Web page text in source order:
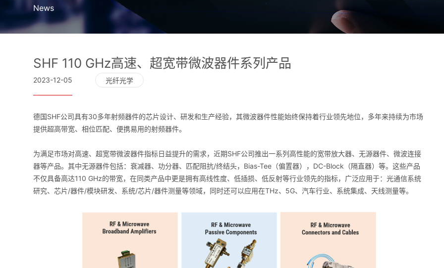
News
SHF 110 GHz高速、超宽带微波器件系列产品
2023-12-05 光纤光学
德国SHF公司具有30多年射频器件的芯片设计、研发和生产经验，其微波器件性能始终保持着行业领先地位，多年来持续为市场
提供超高带宽、相位匹配、便携易用的射频器件。
为满足市场对高速、超宽带微波器件指标日益提升的需求，近期SHF公司推出一系列高性能的宽带放大器、无源器件、微波连接
器等产品。其中无源器件包括：衰减器、功分器、匹配阻抗/终结头，Bias-Tee（偏置器），DC-Block（隔直器）等。这些产品
不仅具备高达110 GHz的带宽，在同类产品中更是拥有高线性度、低插损、低反射等行业领先的指标，广泛应用于：光通信系统
研究、芯片/器件/模块研发、系统/芯片/器件测量等领域，同时还可以应用在THz、5G、汽车行业、系统集成、天线测量等。